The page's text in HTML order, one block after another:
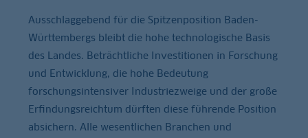
Ausschlaggebend für die Spitzenposition Baden-
Württembergs bleibt die hohe technologische Basis
des Landes. Beträchtliche Investitionen in Forschung
und Entwicklung, die hohe Bedeutung
forschungsintensiver Industriezweige und der große
Erfindungsreichtum dürften diese führende Position
absichern. Alle wesentlichen Branchen und